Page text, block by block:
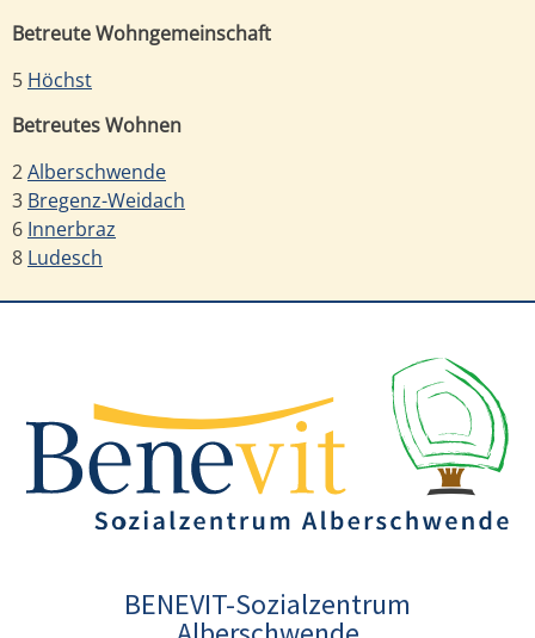
Betreute Wohngemeinschaft
5 Höchst
Betreutes Wohnen
2Alberschwende
3 Bregenz-Weidach
6 Innerbraz
8 Ludesch
BENEVIT-Sozialzentrum